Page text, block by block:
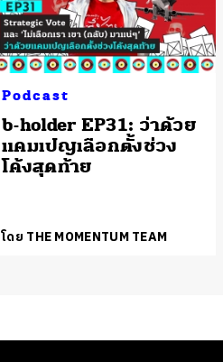
Podcast
b-holder EP31: ว่าด้วย
แคมเปญเลือกตั้งช่วง
โค้งสุดท้าย
โดย THE MOMENTUM TEAM